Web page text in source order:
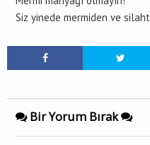
Siz yinede mermiden ve
Bir Yorum Bırak